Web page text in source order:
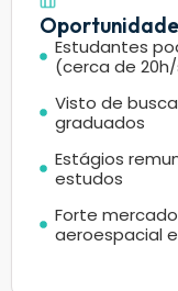
Estudantes
(cerca de
Visto de
graduados
Estágios
estudos
Forte
aeroespacial